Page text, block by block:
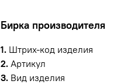
Бирка производителя
1.Штрих-код изделия
2.Артикул
3.Вид изделия